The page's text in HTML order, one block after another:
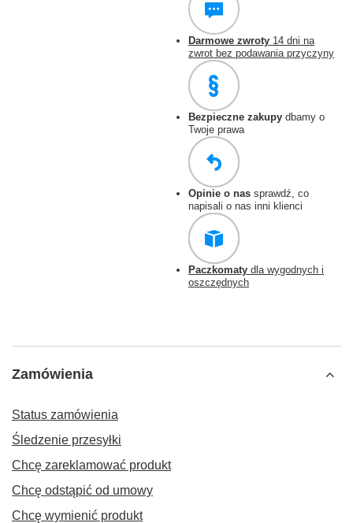
Darmowe zwroty 14 dni na
zwrot bez podawania przyczyny
Bezpieczne zakupy dbamy o
Twoje prawa
Opinie o nas sprawdź, co
napisali o nas inni klienci
Paczkomaty dla wygodnych i
oszczędnych
Zamówienia
Status zamówienia
Śledzenie przesyłki
Chcę zareklamować produkt
Chcę odstąpić od umowy
Chcę wymienić produkt